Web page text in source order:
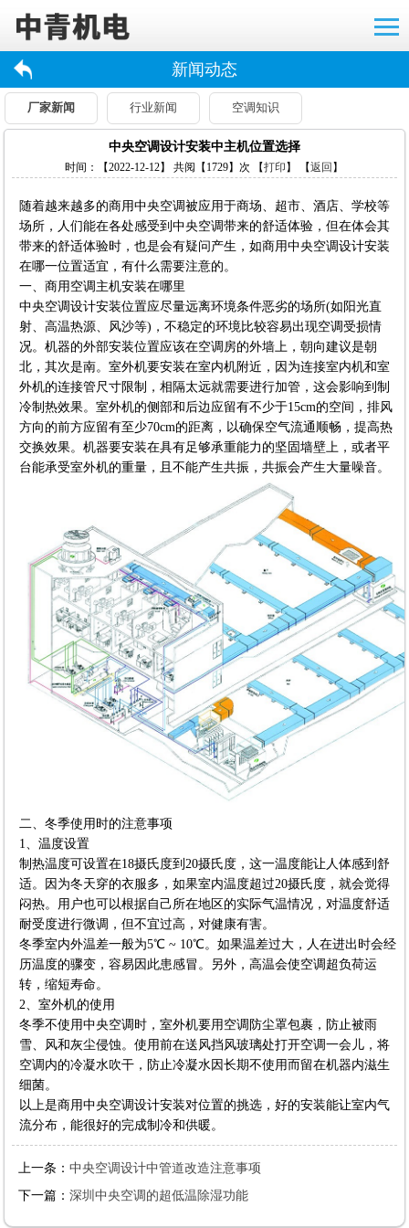
新闻动态
厂家新闻 行业新闻 空调知识
中央空调设计安装中主机位置选择
时间：【2022-12-12】 共阅【1729】次 【打印】 【返回】
随着越来越多的商用中央空调被应用于商场、超市、酒店、学校等
场所，人们能在各处感受到中央空调带来的舒适体验，但在体会其
带来的舒适体验时，也是会有疑问产生，如商用中央空调设计安装
在哪一位置适宜，有什么需要注意的。
一、商用空调主机安装在哪里
中央空调设计安装位置应尽量远离环境条件恶劣的场所(如阳光直
射、高温热源、风沙等)，不稳定的环境比较容易出现空调受损情
况。机器的外部安装位置应该在空调房的外墙上，朝向建议是朝
北，其次是南。室外机要安装在室内机附近，因为连接室内机和室
外机的连接管尺寸限制，相隔太远就需要进行加管，这会影响到制
冷制热效果。室外机的侧部和后边应留有不少于15cm的空间，排风
方向的前方应留有至少70cm的距离，以确保空气流通顺畅，提高热
交换效果。机器要安装在具有足够承重能力的坚固墙壁上，或者平
台能承受室外机的重量，且不能产生共振，共振会产生大量噪音。
二、冬季使用时的注意事项
1、温度设置
制热温度可设置在18摄氏度到20摄氏度，这一温度能让人体感到舒
适。因为冬天穿的衣服多，如果室内温度超过20摄氏度，就会觉得
闷热。用户也可以根据自己所在地区的实际气温情况，对温度舒适
耐受度进行微调，但不宜过高，对健康有害。
冬季室内外温差一般为5℃ ~ 10℃。如果温差过大，人在进出时会经
历温度的骤变，容易因此患感冒。另外，高温会使空调超负荷运
转，缩短寿命。
2、室外机的使用
冬季不使用中央空调时，室外机要用空调防尘罩包裹，防止被雨
雪、风和灰尘侵蚀。使用前在送风挡风玻璃处打开空调一会儿，将
空调内的冷凝水吹干，防止冷凝水因长期不使用而留在机器内滋生
细菌。
以上是商用中央空调设计安装对位置的挑选，好的安装能让室内气
流分布，能很好的完成制冷和供暖。
上一条：中央空调设计中管道改造注意事项
下一篇：深圳中央空调的超低温除湿功能